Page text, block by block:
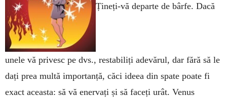
Țineți-vă departe de bâr­fe. Dacă
unele vă pri­vesc pe dvs., restabiliți adevărul, dar fără să le
dați prea multă importanță, căci ideea din spate poate fi
exact aceasta: să vă enervați și să faceți urât. Venus